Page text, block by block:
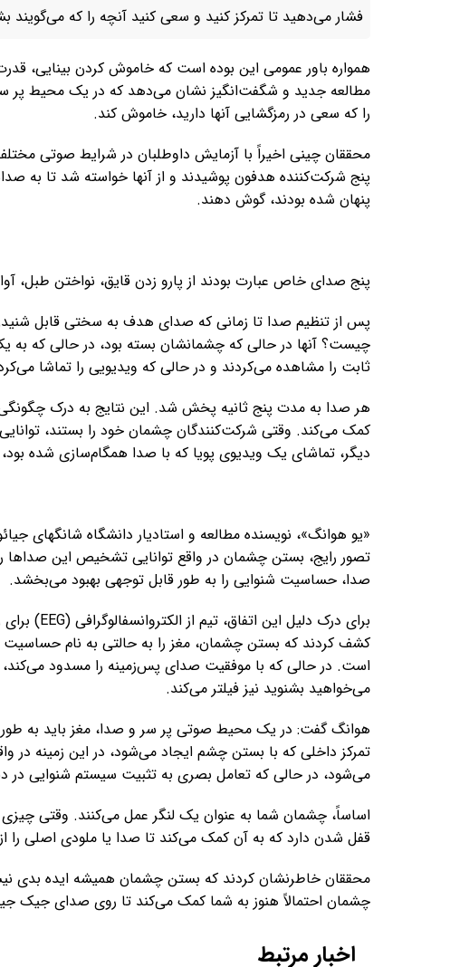
فشار می‌دهید تا تمرکز کنید و سعی کنید آنچه را که می‌گویند
همواره باور عمومی این بوده است که خاموش کردن بینایی،
مطالعه جدید و شگفت‌انگیز نشان می‌دهد که در یک محیط
را که سعی در رمزگشایی آنها دارید، خاموش کند.
محققان چینی اخیراً با آزمایش داوطلبان در شرایط صوتی
پنج شرکت‌کننده هدفون پوشیدند و از آنها خواسته شد تا به
پنهان شده بودند، گوش دهند.
پنج صدای خاص عبارت بودند از پارو زدن قایق، نواختن طبل،
پس از تنظیم صدا تا زمانی که صدای هدف به سختی قابل
چیست؟ آنها در حالی که چشمانشان بسته بود، در حالی که
ثابت را مشاهده می‌کردند و در حالی که ویدیویی را تماشا
هر صدا به مدت پنج ثانیه پخش شد. این نتایج به درک
کمک می‌کند. وقتی شرکت‌کنندگان چشمان خود را بستند،
دیگر، تماشای یک ویدیوی پویا که با صدا همگام‌سازی شده بود،
«یو هوانگ»، نویسنده مطالعه و استادیار دانشگاه شانگهای
تصور رایج، بستن چشمان در واقع توانایی تشخیص این
صدا، حساسیت شنوایی را به طور قابل توجهی بهبود می‌بخشد.
کشف کردند که بستن چشمان، مغز را به حالتی به نام
است. در حالی که با موفقیت صدای پس‌زمینه را مسدود می‌کند،
می‌خواهید بشنوید نیز فیلتر می‌کند.
هوانگ گفت: در یک محیط صوتی پر سر و صدا، مغز باید به طور
تمرکز داخلی که با بستن چشم ایجاد می‌شود، در این زمینه در
می‌شود، در حالی که تعامل بصری به تثبیت سیستم شنوایی در
اساساً، چشمان شما به عنوان یک لنگر عمل می‌کنند. وقتی
قفل شدن دارد که به آن کمک می‌کند تا صدا یا ملودی اصلی
محققان خاطرنشان کردند که بستن چشمان همیشه ایده بدی
چشمان احتمالاً هنوز به شما کمک می‌کند تا روی صدای جیک
اخبار مرتبط